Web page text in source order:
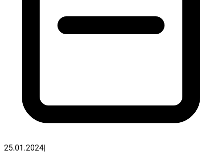
25.01.2024|